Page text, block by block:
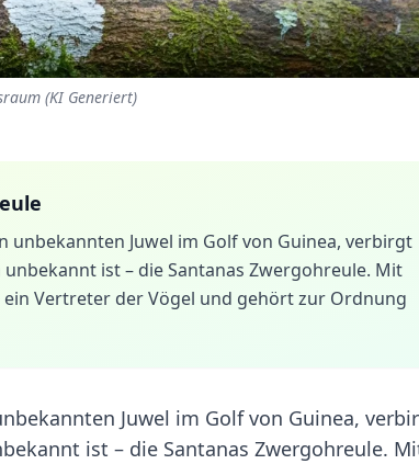
(KI Generiert)
unbekannten Juwel im Golf von Guinea, verbirgt
ist – die Santanas Zwergohreule. Mit
Vertreter der Vögel und gehört zur Ordnung
Juwel im Golf von Guinea,
ist – die Santanas Zwergohreule.